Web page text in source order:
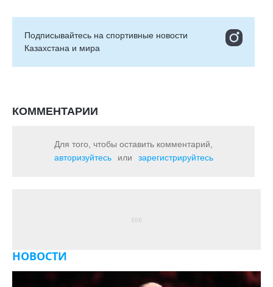
Подписывайтесь на cпортивные новости
Казахстана и мира
КОММЕНТАРИИ
Для того, чтобы оставить комментарий,
авторизуйтесь
или зарегистрируйтесь
НОВОСТИ